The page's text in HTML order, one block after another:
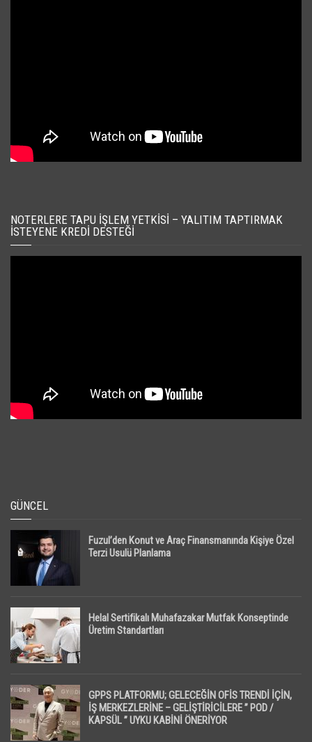
NOTERLERE TAPU İŞLEM YETKISI – YALITIM TAPTIRMAK
İSTEYENE KREDI DESTEĞI
GÜNCEL
Fuzul’den Konut ve Araç Finansmanında Kişiye Özel
Terzi Usulü Planlama
Helal Sertifikalı Muhafazakar Mutfak Konseptinde
Üretim Standartları
GPPS PLATFORMU; GELECEĞİN OFİS TRENDİ İÇİN,
İŞ MERKEZLERİNE – GELİŞTİRİCİLERE ” POD /
KAPSÜL ” UYKU KABİNİ ÖNERİYOR